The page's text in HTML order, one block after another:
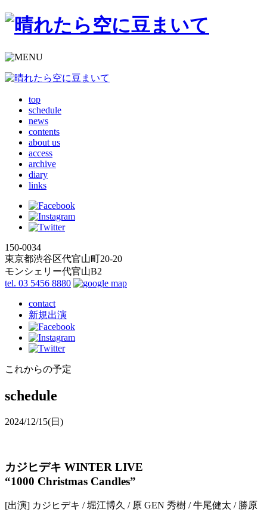
top
schedule
news
contents
about us
access
archive
diary
links
150-0034
東京都渋谷区代官山町20-20
モンシェリー代官山B2
tel. 03 5456 8880
contact
新規出演
これからの予定
schedule
2024/12/15(日)
カジヒデキ WINTER LIVE
“1000 Christmas Candles”
[出演] カジヒデキ / 堀江博久 / 原 GEN 秀樹 / 牛尾健太 / 勝原